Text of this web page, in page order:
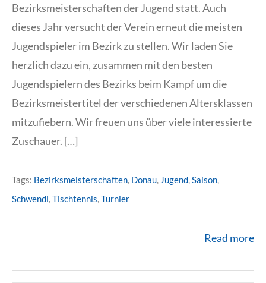
Bezirksmeisterschaften der Jugend statt. Auch
dieses Jahr versucht der Verein erneut die meisten
Jugendspieler im Bezirk zu stellen. Wir laden Sie
herzlich dazu ein, zusammen mit den besten
Jugendspielern des Bezirks beim Kampf um die
Bezirksmeistertitel der verschiedenen Altersklassen
mitzufiebern. Wir freuen uns über viele interessierte
Zuschauer. […]
Tags: Bezirksmeisterschaften, Donau, Jugend,Saison,
Schwendi,Tischtennis,Turnier
Read more